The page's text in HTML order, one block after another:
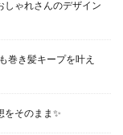
しゃれさんのデザイン
巻き髪キープを叶え
をそのまま✨